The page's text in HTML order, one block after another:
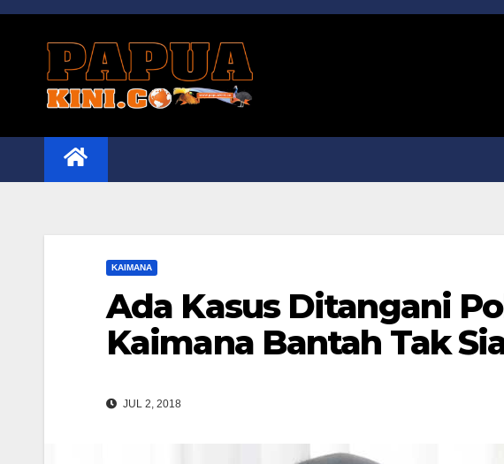
Skip
KAIMANA
Ada Kasus Ditangani
Kaimana Bantah Tak
JUL 2, 2018